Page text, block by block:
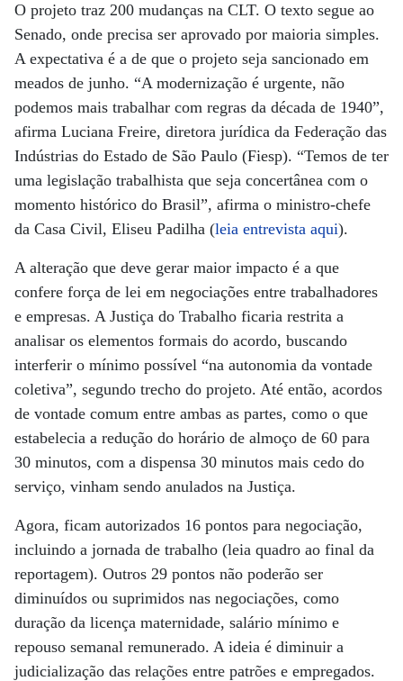
O projeto traz 200 mudanças na CLT. O texto segue ao
Senado, onde precisa ser aprovado por maioria simples.
A expectativa é a de que o projeto seja sancionado em
meados de junho. “A modernização é urgente, não
podemos mais trabalhar com regras da década de 1940”,
afirma Luciana Freire, diretora jurídica da Federação das
Indústrias do Estado de São Paulo (Fiesp). “Temos de ter
uma legislação trabalhista que seja concertânea com o
momento histórico do Brasil”, afirma o ministro-chefe
da Casa Civil, Eliseu Padilha (leia entrevista aqui).
A alteração que deve gerar maior impacto é a que
confere força de lei em negociações entre trabalhadores
e empresas. A Justiça do Trabalho ficaria restrita a
analisar os elementos formais do acordo, buscando
interferir o mínimo possível “na autonomia da vontade
coletiva”, segundo trecho do projeto. Até então, acordos
de vontade comum entre ambas as partes, como o que
estabelecia a redução do horário de almoço de 60 para
30 minutos, com a dispensa 30 minutos mais cedo do
serviço, vinham sendo anulados na Justiça.
Agora, ficam autorizados 16 pontos para negociação,
incluindo a jornada de trabalho (leia quadro ao final da
reportagem). Outros 29 pontos não poderão ser
diminuídos ou suprimidos nas negociações, como
duração da licença maternidade, salário mínimo e
repouso semanal remunerado. A ideia é diminuir a
judicialização das relações entre patrões e empregados.